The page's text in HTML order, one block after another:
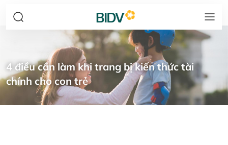
4 điều cần làm khi trang bị kiến thức tài
chính cho con trẻ